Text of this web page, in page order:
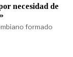
necesidad de
formado